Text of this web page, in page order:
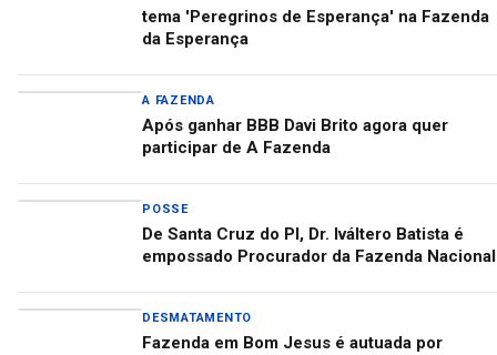
tema 'Peregrinos de Esperança' na Fazenda
da Esperança
A FAZENDA
Após ganhar BBB Davi Brito agora quer
participar de A Fazenda
POSSE
De Santa Cruz do PI, Dr. Iváltero Batista é
empossado Procurador da Fazenda Nacional
DESMATAMENTO
Fazenda em Bom Jesus é autuada por